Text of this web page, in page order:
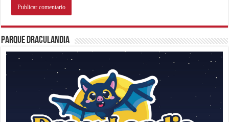
Parque Draculandia